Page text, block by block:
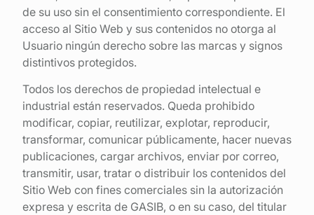
de su uso sin el consentimiento correspondiente. El
acceso al Sitio Web y sus contenidos no otorga al
Usuario ningún derecho sobre las marcas y signos
distintivos protegidos.
Todos los derechos de propiedad intelectual e
industrial están reservados. Queda prohibido
modificar, copiar, reutilizar, explotar, reproducir,
transformar, comunicar públicamente, hacer nuevas
publicaciones, cargar archivos, enviar por correo,
transmitir, usar, tratar o distribuir los contenidos del
Sitio Web con fines comerciales sin la autorización
expresa y escrita de GASIB, o en su caso, del titular